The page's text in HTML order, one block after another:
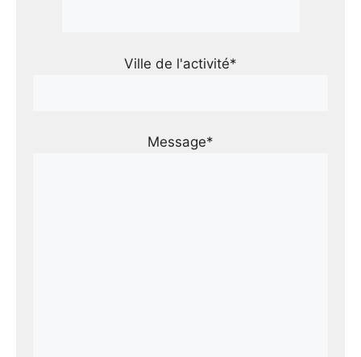
Ville de l'activité*
Message*